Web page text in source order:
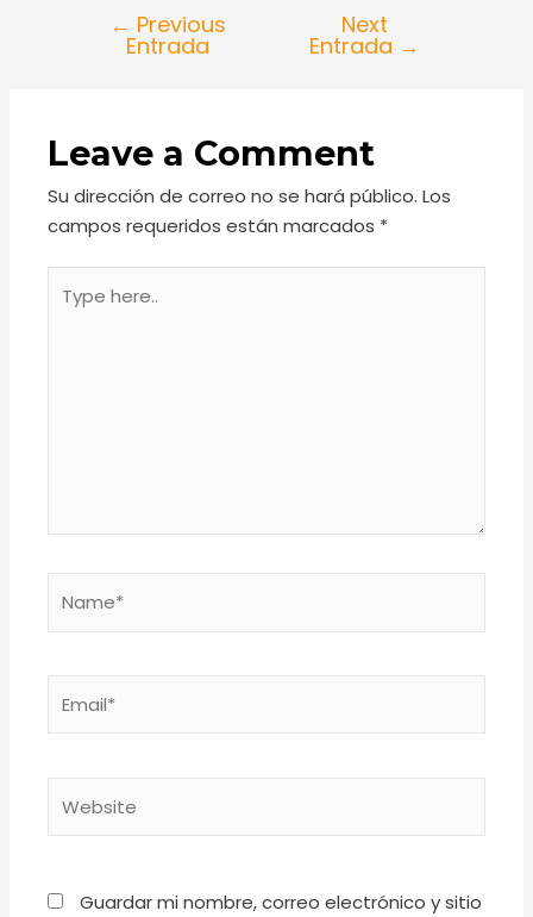
← Previous
Entrada
Next
Entrada →
Leave a Comment
Su dirección de correo no se hará público. Los
campos requeridos están marcados *
here..
Guardar mi nombre, correo electrónico y sitio